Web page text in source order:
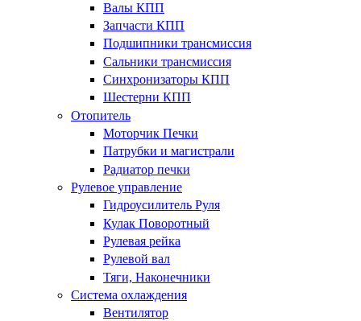
Валы КПП
Запчасти КПП
Подшипники трансмиссия
Сальники трансмиссия
Синхронизаторы КПП
Шестерни КПП
Отопитель
Моторчик Печки
Патрубки и магистрали
Радиатор печки
Рулевое управление
Гидроусилитель Руля
Кулак Поворотный
Рулевая рейка
Рулевой вал
Тяги, Наконечники
Система охлаждения
Вентилятор